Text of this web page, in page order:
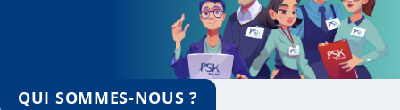
QUI SOMMES-NOUS ?